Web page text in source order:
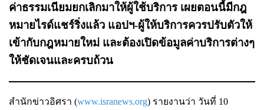
ค่าธรรมเนียมยกเลิกมาให้ผู้ใช้บริการ เผยตอนนี้มีกฎ
หมายไรด์แชร์ริ่งแล้ว แอปฯ-ผู้ให้บริการควรปรับตัวให้
เข้ากับกฎหมายใหม่ และต้องเปิดข้อมูลค่าบริการต่างๆ
ให้ชัดเจนและครบถ้วน
สำนักข่าวอิศรา (www.isranews.org) รายงานว่า วันที่ 10